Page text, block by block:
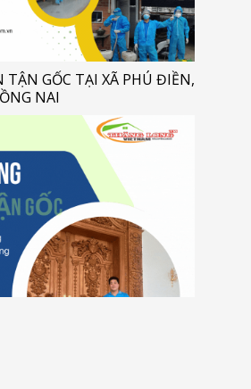
TẬN GỐC TẠI XÃ PHÚ ĐIỀN,
NAI